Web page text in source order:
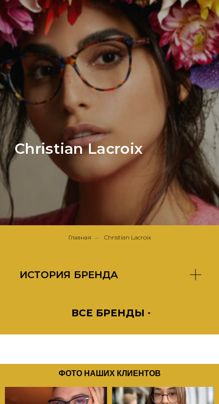
Christian Lacroix
Главная → Christian Lacroix
ИСТОРИЯ БРЕНДА
ВСЕ БРЕНДЫ
ФОТО НАШИХ КЛИЕНТОВ